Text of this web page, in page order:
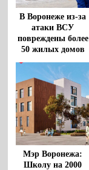
В Воронеже из-за
атаки ВСУ
повреждены более
50 жилых домов
Мэр Воронежа:
Школу на 2000